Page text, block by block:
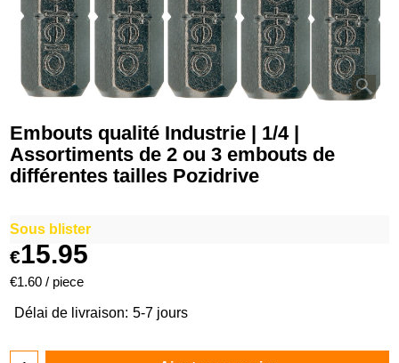
Embouts qualité Industrie | 1/4 |
Assortiments de 2 ou 3 embouts de
différentes tailles Pozidrive
Sous blister
€15.95
€1.60 / piece
Délai de livraison: 5-7 jours